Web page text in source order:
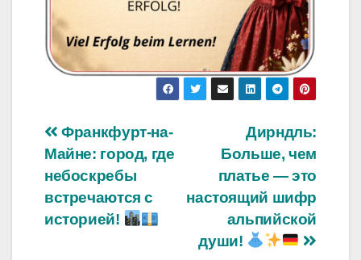
Навигация
по
записям
Дирндль:
Больше, чем
платье — это
настоящий шифр
альпийской
души!
Франкфурт-на-
Майне: город, где
небоскребы
встречаются с
историей!